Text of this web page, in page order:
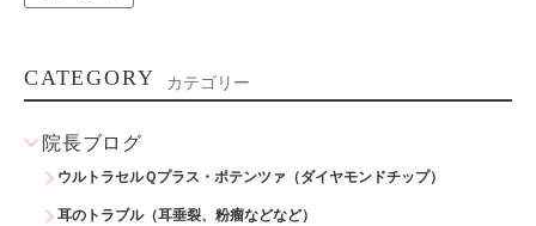
CATEGORY カテゴリー
院長ブログ
ウルトラセルＱプラス・ポテンツァ（ダイヤモンドチップ）
耳のトラブル（耳垂裂、粉瘤などなど）